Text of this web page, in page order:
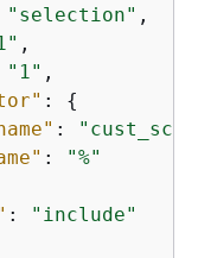
"selection" ,
,
"1" ,
: {
:
:
"%"
:
"include"